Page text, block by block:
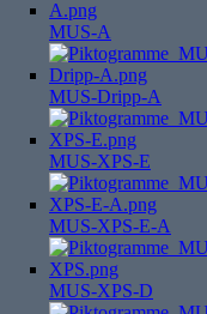
MUS-A
MUS-Dripp-A
MUS-XPS-E
MUS-XPS-E-A
MUS-XPS-D